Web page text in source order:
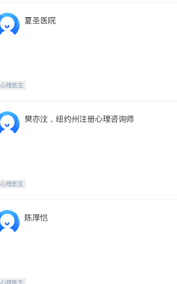
夏圣医院
心理医生
樊亦汶，纽约州注册心理咨询师
心理医生
陈厚恺
心理医生